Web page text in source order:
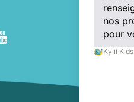
nos
pour
Kylii Kids